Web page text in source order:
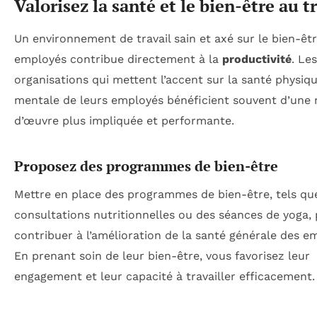
Valorisez la santé et le bien-être au
Un environnement de travail sain et axé sur le bien-
employés contribue directement à la productivité. Les
organisations qui mettent l’accent sur la santé
mentale de leurs employés bénéficient souvent d’une
d’œuvre plus impliquée et performante.
Proposez des programmes de bien-être
Mettre en place des programmes de bien-être, tels
consultations nutritionnelles ou des séances de yoga,
contribuer à l’amélioration de la santé générale des
En prenant soin de leur bien-être, vous favorisez leur
engagement et leur capacité à travailler efficacement.